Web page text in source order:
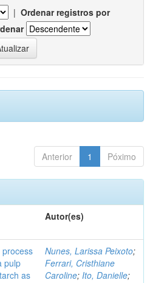
| Ordenar registros por
Anterior 1 Póximo
Autor(es)
process
pulp
as
Nunes, Larissa Peixoto;
Ferrari, Cristhiane
Caroline; Ito, Danielle;